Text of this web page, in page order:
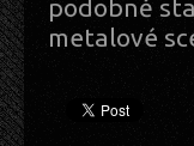
podobně
metalové